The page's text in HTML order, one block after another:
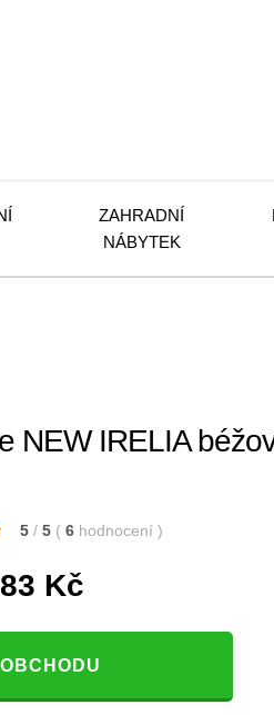
ZAHRADNÍ
NÁBYTEK
NEW IRELIA
5 / 5 ( 6 hodnocení )
Kč